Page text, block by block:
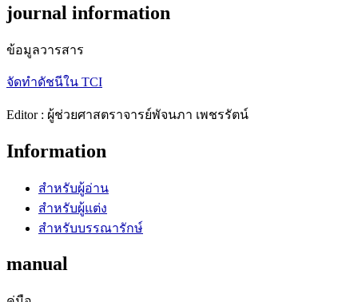
journal information
ข้อมูลวารสาร
จัดทำดัชนีใน TCI
Editor : ผู้ช่วยศาสตราจารย์พัจนภา เพชรรัตน์
Information
สำหรับผู้อ่าน
สำหรับผู้แต่ง
สำหรับบรรณารักษ์
manual